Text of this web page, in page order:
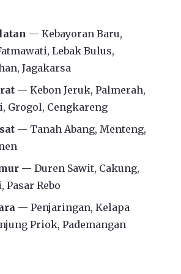
— Kebayoran Baru,
Lebak Bulus,
Jagakarsa
— Kebon Jeruk, Palmerah,
Grogol, Cengkareng
— Tanah Abang, Menteng,
— Duren Sawit, Cakung,
Pasar Rebo
— Penjaringan, Kelapa
Priok, Pademangan